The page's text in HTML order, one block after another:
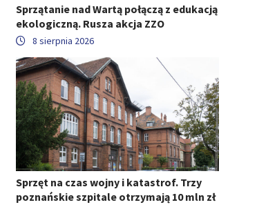
Sprzątanie nad Wartą połączą z edukacją
ekologiczną. Rusza akcja ZZO
8 sierpnia 2026
Sprzęt na czas wojny i katastrof. Trzy
poznańskie szpitale otrzymają 10 mln zł